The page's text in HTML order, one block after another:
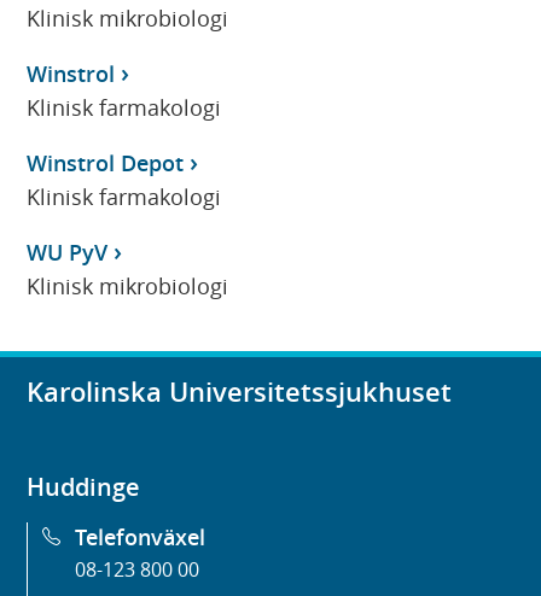
Klinisk mikrobiologi
Winstrol
Klinisk farmakologi
Winstrol Depot
Klinisk farmakologi
WU PyV
Klinisk mikrobiologi
Karolinska Universitetssjukhuset
Huddinge
Telefonväxel
08-123 800 00